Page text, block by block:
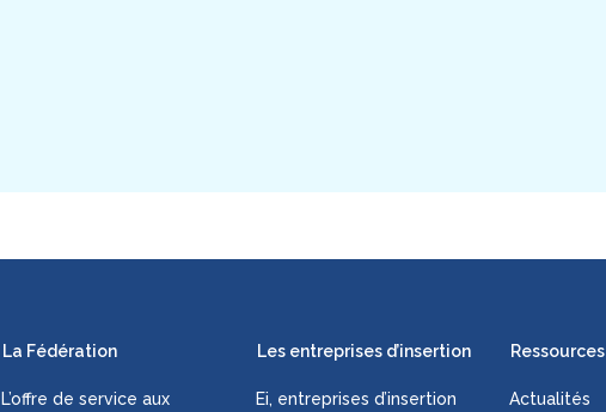
La Fédération
L’offre de service aux
Les entreprises d’insertion
Ei, entreprises d’insertion
Ressources
Actualités